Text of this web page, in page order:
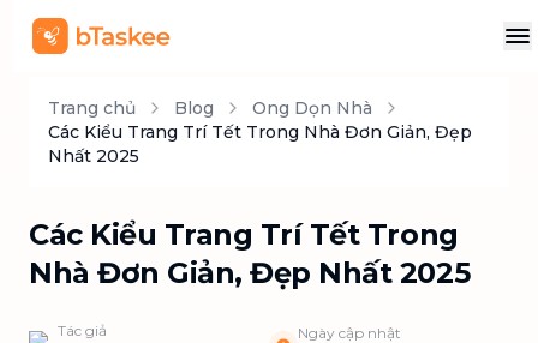
Trang chủ Blog
Ong Dọn Nhà
Các Kiểu Trang Trí Tết Trong Nhà Đơn Giản, Đẹp
Nhất 2025
Các Kiểu Trang Trí Tết Trong
Nhà Đơn Giản, Đẹp Nhất 2025
Tác giả Ngày cập nhật